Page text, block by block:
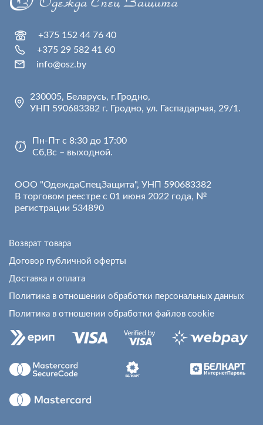
+375 152 44 76 40
+375 29 582 41 60
info@osz.by
230005, Беларусь, г.Гродно,
УНП 590683382 г. Гродно, ул. Гаспадарчая, 29/1.
Пн-Пт с 8:30 до 17:00
Сб,Вс – выходной.
ООО "ОдеждаСпецЗащита", УНП 590683382
В торговом реестре с 01 июня 2022 года, №
регистрации 534890
Возврат товара
Договор публичной оферты
Доставка и оплата
Политика в отношении обработки персональных данных
Политика в отношении обработки файлов cookie